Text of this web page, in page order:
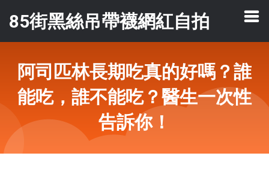
85街黑絲吊帶襪網紅自拍
阿司匹林長期吃真的好嗎？誰
能吃，誰不能吃？醫生一次性
告訴你！